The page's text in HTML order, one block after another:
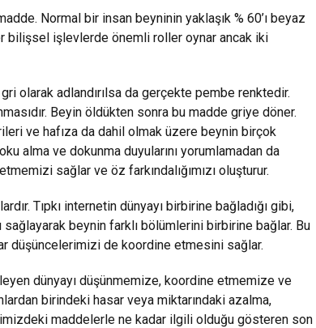
Normal bir insan beyninin yaklaşık % 60’ı beyaz
bilişsel işlevlerde önemli roller oynar ancak iki
olarak adlandırılsa da gerçekte pembe renktedir.
Beyin öldükten sonra bu madde griye döner.
ve hafıza da dahil olmak üzere beynin birçok
alma ve dokunma duyularını yorumlamadan da
sağlar ve öz farkındalığımızı oluşturur.
Tıpkı internetin dünyayı birbirine bağladığı gibi,
beynin farklı bölümlerini birbirine bağlar. Bu
düşüncelerimizi de koordine etmesini sağlar.
dünyayı düşünmemize, koordine etmemize ve
birindeki hasar veya miktarındaki azalma,
maddelerle ne kadar ilgili olduğu gösteren son